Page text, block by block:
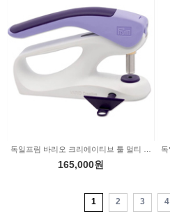
165,000원
1 2 3 4